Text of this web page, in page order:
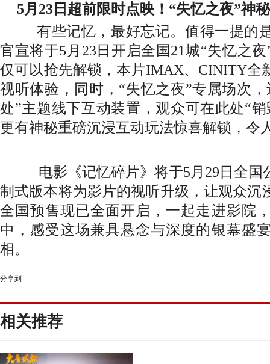
5月23日超前限时点映！“失忆之夜”神
有些记忆，最好忘记。值得一提的
官宣将于5月23日开启全国21城“失忆之
仅可以抢先解锁，本片IMAX、CINITY全
视听体验，同时，“失忆之夜”专属场次
处”主题线下互动装置，观众可在此处“
更有神秘重磅沉浸互动玩法惊喜解锁，令
电影《记忆碎片》将于5月29日全
制式版本将为影片的视听升级，让观众沉
全国预售现已全面开启，一起走进影院
中，感受这场兼具悬念与深度的银幕盛
相。
分享到
相关推荐